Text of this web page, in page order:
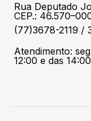
Rua Deputado
CEP.:
(77)3678-2119 /
Atendimento:
12:00 e das